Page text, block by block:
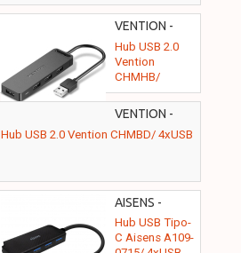
VENTION -
CHMHB
Hub USB 2.0
Vention
CHMHB/
4xUSB/
1xMicroUSB
PD
VENTION -
CHMBD
Hub USB 2.0 Vention CHMBD/ 4xUSB
AISENS -
A109-0715
Hub USB Tipo-
C Aisens A109-